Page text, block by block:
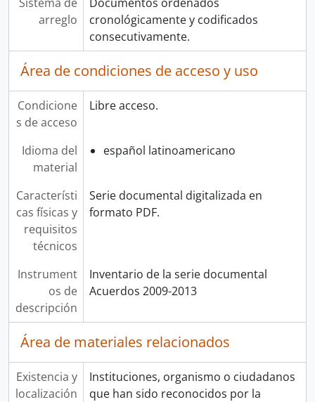
arreglo
cronológicamente y codificados
consecutivamente.
Área de condiciones de acceso y uso
Condicione
s de acceso
Libre acceso.
Idioma del
material
español latinoamericano
Característi
cas físicas y
requisitos
técnicos
Serie documental digitalizada en
formato PDF.
Instrument
os de
descripción
Inventario de la serie documental
Acuerdos 2009-2013
Área de materiales relacionados
Existencia y
localización
Instituciones, organismo o ciudadanos
que han sido reconocidos por la